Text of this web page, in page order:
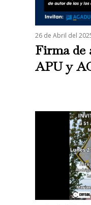
26 de Abril del
Firma de
APU y